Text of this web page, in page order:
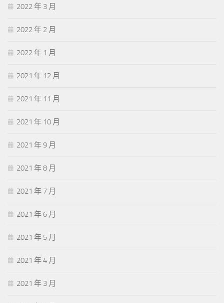
2022 年 3 月
2022 年 2 月
2022 年 1 月
2021 年 12 月
2021 年 11 月
2021 年 10 月
2021 年 9 月
2021 年 8 月
2021 年 7 月
2021 年 6 月
2021 年 5 月
2021 年 4 月
2021 年 3 月